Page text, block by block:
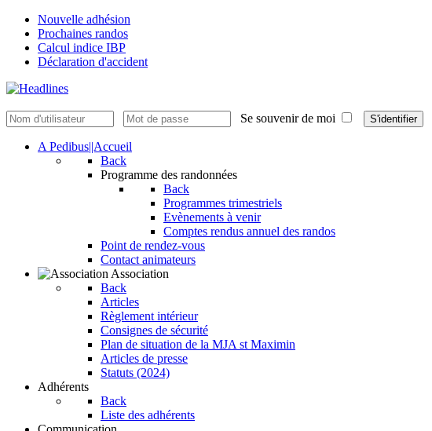
Nouvelle adhésion
Prochaines randos
Calcul indice IBP
Déclaration d'accident
Se souvenir de moi S'identifier
A Pedibus||Accueil
Back
Programme des randonnées
Back
Programmes trimestriels
Evènements à venir
Comptes rendus annuel des randos
Point de rendez-vous
Contact animateurs
Association
Back
Articles
Règlement intérieur
Consignes de sécurité
Plan de situation de la MJA st Maximin
Articles de presse
Statuts (2024)
Adhérents
Back
Liste des adhérents